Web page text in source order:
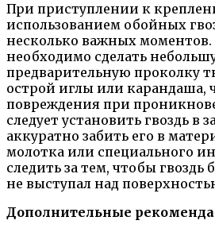
При приступлении к
использованием обойных
несколько важных моментов.
необходимо сделать
предварительную проколку
острой иглы или карандаша,
повреждения при
следует установить гвоздь в
аккуратно забить его в
молотка или специального
следить за тем, чтобы гвоздь
не выступал над
Дополнительные